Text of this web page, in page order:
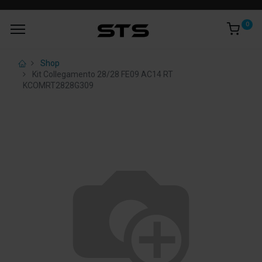
0
Shop
Kit Collegamento 28/28 FE09 AC14 RT
KCOMRT2828G309